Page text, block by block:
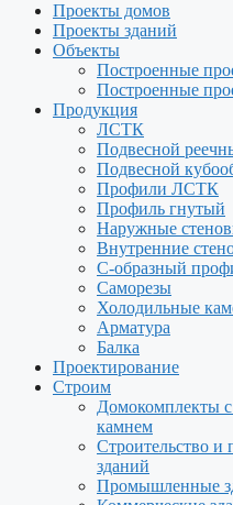
Проекты домов
Проекты зданий
Объекты
Построенные
Построенные
Продукция
ЛСТК
Подвесной
Подвесной
Профили ЛСТК
Профиль гнутый
Наружные
Внутренние
С-образный
Саморезы
Холодильные
Арматура
Балка
Проектирование
Строим
Домокомплекты
камнем
Строительство и
зданий
Промышленные